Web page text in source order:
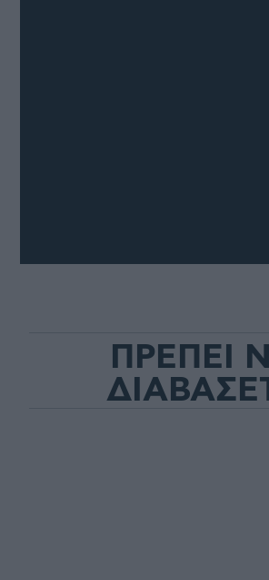
ΠΡΕΠΕΙ